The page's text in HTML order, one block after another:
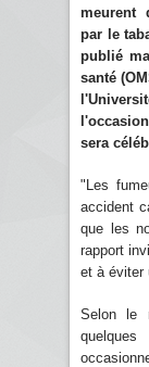
meurent
par le
publié
santé
sera
"Les
accident
que les
rapport
et à éviter
Selon le